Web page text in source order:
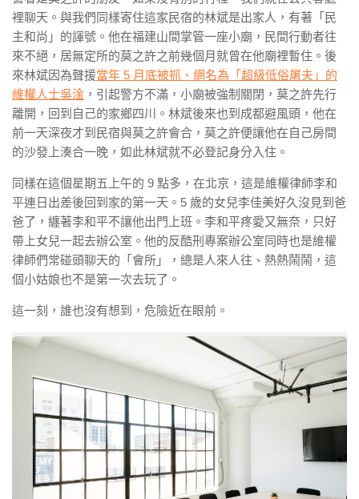
裡聊天。與我們同樣寄住這家民宿的林斌是出家人，有著「民
主和尚」的諢號。他在福建山間掌管一座小廟，民間行動者往
來不絕，居無定所的莫之許之前幾個月就曾在他廟裡暫住。後
來林斌因為聲援當年 5 月底被抓、網名為「超級低俗屠夫」的
維權人士吳淦 ，引起警方不滿，小廟被強制關閉，莫之許先行
離開，回到自己的家鄉四川。林斌後來也到成都避風頭，他在
前一天深夜才到民宿與莫之許會合，莫之許便讓他在自己房間
的沙發上湊合一晚，如此林斌就不必登記身分入住。
同樣在這個星期五上午的 9 點多，在北京，這是維權律師李和
平連日出差後回到家的第一天。5 歲的女兒李佳美好久沒見到爸
爸了，纏著李和平不讓他出門上班。李和平疼愛又無奈，只好
帶上女兒一起去辦公室。他的反酷刑專案辦公室同時也是維權
律師們常碰頭聊天的「會所」，總是人來人往、熱熱鬧鬧，這
個小姑娘也不是第一次去玩了。
這一刻，誰也沒有想到，危險近在眼前。